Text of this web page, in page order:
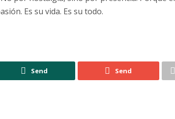
Es su vida. Es su todo.
Send Send